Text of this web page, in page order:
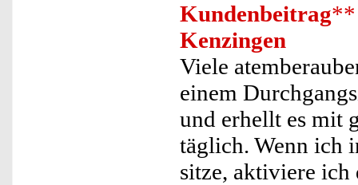
Kundenbeitrag**
Kenzingen
Viele
einem
und erhellt es mit
täglich. Wenn ich
sitze, aktiviere